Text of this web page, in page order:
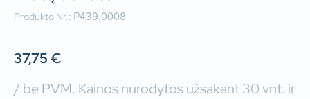
Produkto Nr.: P439.0008
37,75€
/ be PVM. Kainos nurodytos užsakant 30 vnt. ir